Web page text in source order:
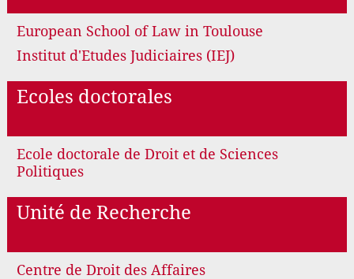
European School of Law in Toulouse
Institut d'Etudes Judiciaires (IEJ)
Ecoles doctorales
Ecole doctorale de Droit et de Sciences
Politiques
Unité de Recherche
Centre de Droit des Affaires